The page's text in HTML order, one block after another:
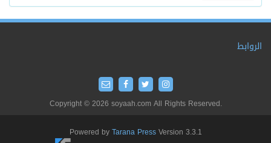
الروابط
Copyright © 2026 soyaah.com All Rights Reserved.
Powered byTarana PressVersion 3.3.1